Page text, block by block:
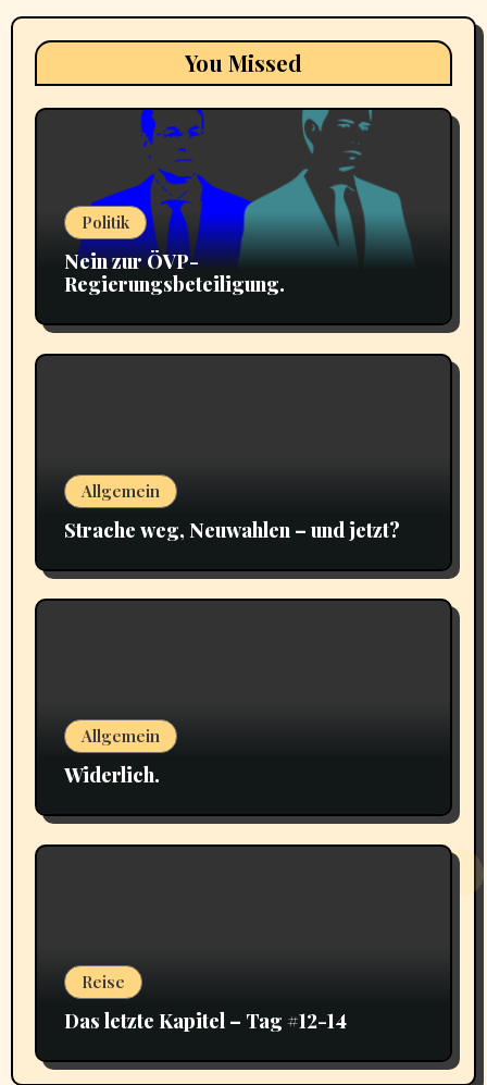
You Missed
Politik
Nein zur ÖVP-
Regierungsbeteiligung.
Allgemein
Strache weg, Neuwahlen – und jetzt?
Allgemein
Widerlich.
Reise
Das letzte Kapitel – Tag #12-14